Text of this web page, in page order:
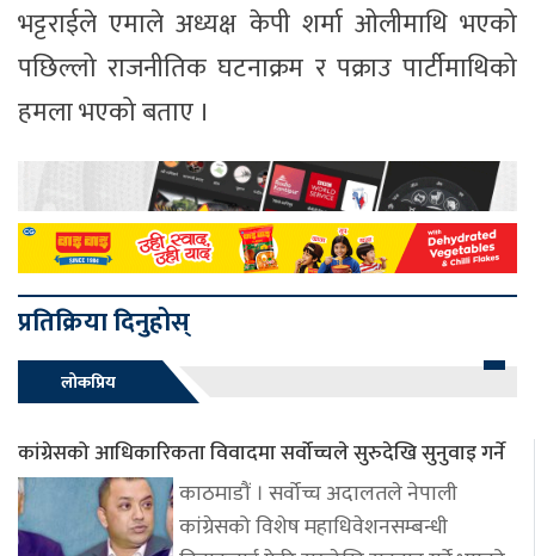
भट्टराईले एमाले अध्यक्ष केपी शर्मा ओलीमाथि भएको
पछिल्लो राजनीतिक घटनाक्रम र पक्राउ पार्टीमाथिको
हमला भएको बताए ।
प्रतिक्रिया दिनुहोस्
लोकप्रिय
कांग्रेसको आधिकारिकता विवादमा सर्वोच्चले सुरुदेखि सुनुवाइ गर्ने
काठमाडौं । सर्वोच्च अदालतले नेपाली
कांग्रेसको विशेष महाधिवेशनसम्बन्धी